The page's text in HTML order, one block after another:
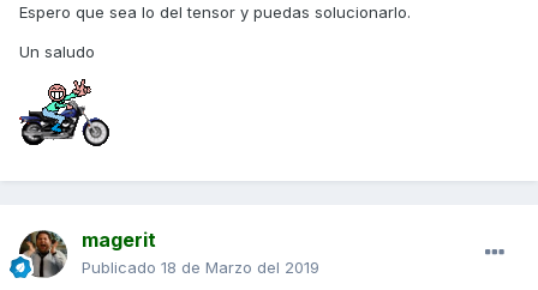
Espero que sea lo del tensor y puedas solucionarlo.
Un saludo
magerit
Publicado 18 de Marzo del 2019